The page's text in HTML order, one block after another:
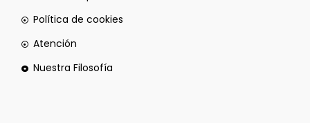
Política de cookies
Atención
Nuestra Filosofía